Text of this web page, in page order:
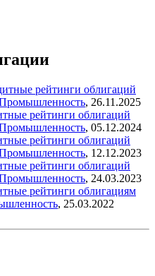
рейтинги облигаций
, 26.11.2025
рейтинги облигаций
, 05.12.2024
рейтинги облигаций
, 12.12.2023
рейтинги облигаций
, 24.03.2023
рейтинги облигациям
, 25.03.2022